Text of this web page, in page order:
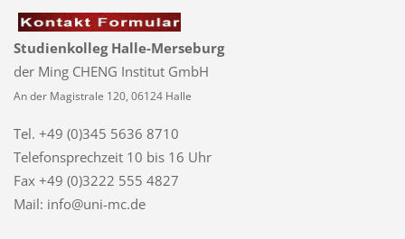
Studienkolleg Halle-Merseburg
der Ming CHENG Institut GmbH
An der Magistrale 120, 06124 Halle
Tel. +49 (0)345 5636 8710
Telefonsprechzeit 10 bis 16 Uhr
Fax +49 (0)3222 555 4827
Mail: info@uni-mc.de